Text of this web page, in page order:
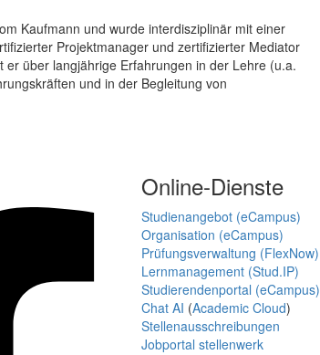
Kaufmann und wurde interdisziplinär mit einer
Projektmanager und zertifizierter Mediator
über langjährige Erfahrungen in der Lehre (u.a.
und in der Begleitung von
Online-Dienste
Studienangebot (eCampus)
Organisation (eCampus)
Prüfungsverwaltung (FlexNow)
Lernmanagement (Stud.IP)
Studierendenportal (eCampus)
Chat AI (Academic Cloud)
Stellenausschreibungen
Jobportal stellenwerk